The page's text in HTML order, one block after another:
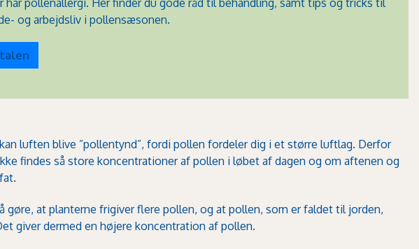
og arbejdsliv i pollensæsonen.
luften blive ”pollentynd”, fordi pollen fordeler dig i et større luftlag. Derfor
findes så store koncentrationer af pollen i løbet af dagen og om aftenen og
gøre, at planterne frigiver flere pollen, og at pollen, som er faldet til jorden,
giver dermed en højere koncentration af pollen.